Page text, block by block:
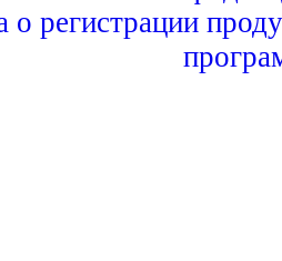
о регистрации